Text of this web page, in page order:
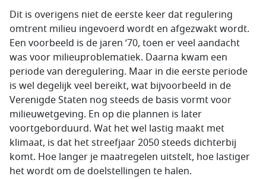
Dit is overigens niet de eerste keer dat regulering
omtrent milieu ingevoerd wordt en afgezwakt wordt.
Een voorbeeld is de jaren ’70, toen er veel aandacht
was voor milieuproblematiek. Daarna kwam een
periode van deregulering. Maar in die eerste periode
is wel degelijk veel bereikt, wat bijvoorbeeld in de
Verenigde Staten nog steeds de basis vormt voor
milieuwetgeving. En op die plannen is later
voortgeborduurd. Wat het wel lastig maakt met
klimaat, is dat het streefjaar 2050 steeds dichterbij
komt. Hoe langer je maatregelen uitstelt, hoe lastiger
het wordt om de doelstellingen te halen.